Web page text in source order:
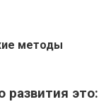
методы
развития это: